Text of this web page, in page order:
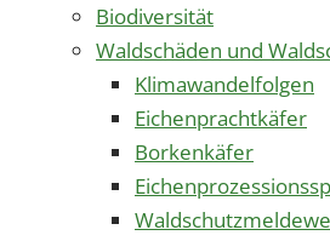
Biodiversität
Waldschäden und
Klimawandelfolgen
Eichenprachtkäfer
Borkenkäfer